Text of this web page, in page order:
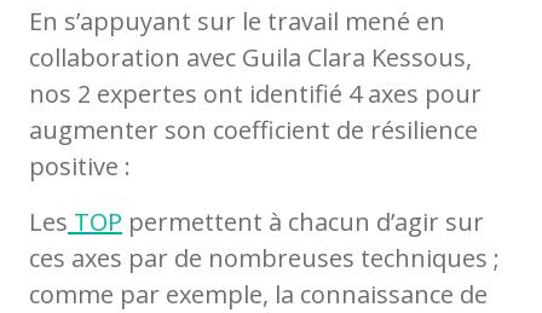
En s’appuyant sur le travail mené en
collaboration avec Guila Clara Kessous,
nos 2 expertes ont identifié 4 axes pour
augmenter son coefficient de résilience
positive :
Les TOP permettent à chacun d’agir sur
ces axes par de nombreuses techniques ;
comme par exemple, la connaissance de